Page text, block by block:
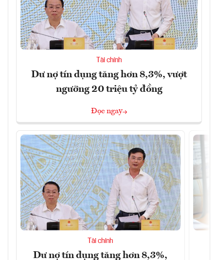
Tài chính
Dư nợ tín dụng tăng hơn 8,3%, vượt
ngưỡng 20 triệu tỷ đồng
Đọc ngay
Tài chính
Dư nợ tín dụng tăng hơn 8,3%,